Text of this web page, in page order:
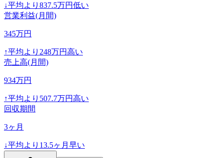
↓平均より 837.5万円低い
営業利益(月間)
345万円
↑平均より 248万円高い
売上高(月間)
934万円
↑平均より 507.7万円高い
回収期間
3ヶ月
↓平均より 13.5ヶ月早い